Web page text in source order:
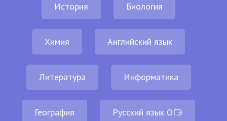
История Биология
Химия Английский язык
Литература Информатика
География Русский язык ОГЭ